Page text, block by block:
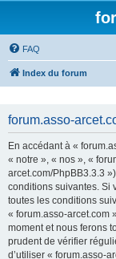
FAQ
Index du forum
forum.asso-
En accédant à «
« notre », « nos », «
arcet.com/PhpBB3.3.3
conditions suivantes. Si
toutes les conditions
« forum.asso-arcet.com
moment et nous ferons
prudent de vérifier
d’utiliser « forum.asso-